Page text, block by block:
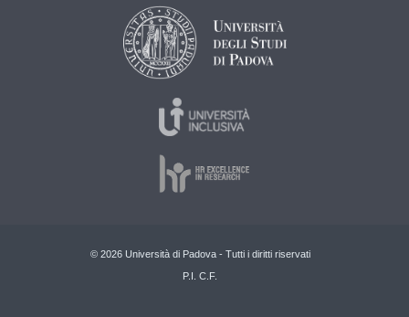
© 2026 Università di Padova - Tutti i diritti riservati
P.I. C.F.